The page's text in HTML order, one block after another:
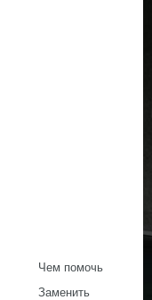
Чем помочь
Заменить